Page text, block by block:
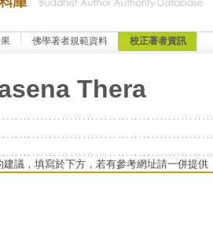
佛學著者規範資料 校正著者資訊
Thera
建議，填寫於下方，若有參考網址請一併提供